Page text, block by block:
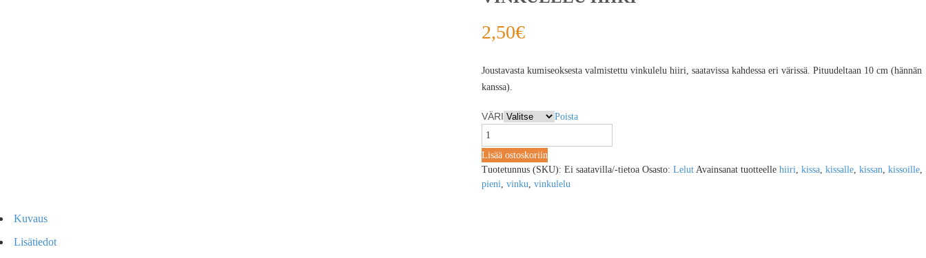
2,50€
Joustavasta kumiseoksesta valmistettu vinkulelu hiiri, saatavissa kahdessa eri värissä. Pituudeltaan 10 cm (hännän
kanssa).
VÄRI Poista
Lisää ostoskoriin
Tuotetunnus (SKU): Ei saatavilla/-tietoa Osasto: Lelut Avainsanat tuotteelle hiiri kissa, kissalle, kissan kissoille,
pieni vinku vinkulelu
Kuvaus
Lisätiedot